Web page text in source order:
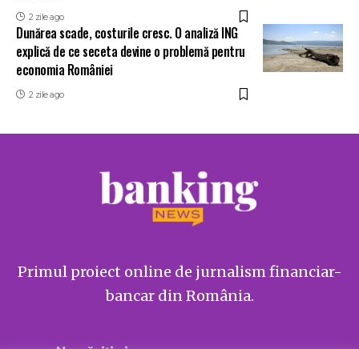
2 zile ago
Dunărea scade, costurile cresc. O analiză ING
explică de ce seceta devine o problemă pentru
economia României
2 zile ago
Primul proiect online de jurnalism financiar-
bancar din România.